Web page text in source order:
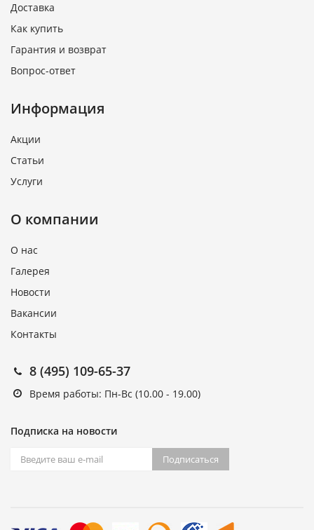
Доставка
Как купить
Гарантия и возврат
Вопрос-ответ
Информация
Акции
Статьи
Услуги
О компании
О нас
Галерея
Новости
Вакансии
Контакты
8 (495) 109-65-37
Время работы: Пн-Вс (10.00 - 19.00)
Подписка на новости
Подписаться